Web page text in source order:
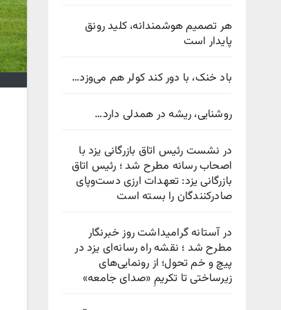
هر تصمیم هوشمندانه، کلید رونق
پایدار است
باد خنک، با دور کند کولر هم می‌وزد…
روشنایی، ریشه در همدلی دارد…
در نشست رئیس اتاق بازرگانی یزد با
اصحاب رسانه مطرح شد ؛ رئیس اتاق
بازرگانی یزد: تعهدات ارزی دست‌وپای
صادرکنندگان را بسته است
در آستانه گرامیداشت روز خبرنگار
مطرح شد ؛ نقشه راه رسانه‌ای یزد در
پیچ‌ و خم تحول؛ از رونمایی‌های
زیرساختی تا تکریمِ «صدای جامعه»